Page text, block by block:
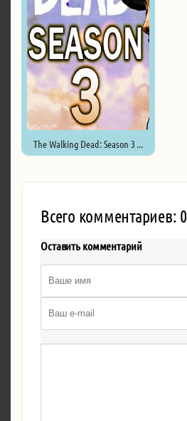
The Walking Dead: Season 3 ...
Всего комментариев: 0
Оставить комментарий